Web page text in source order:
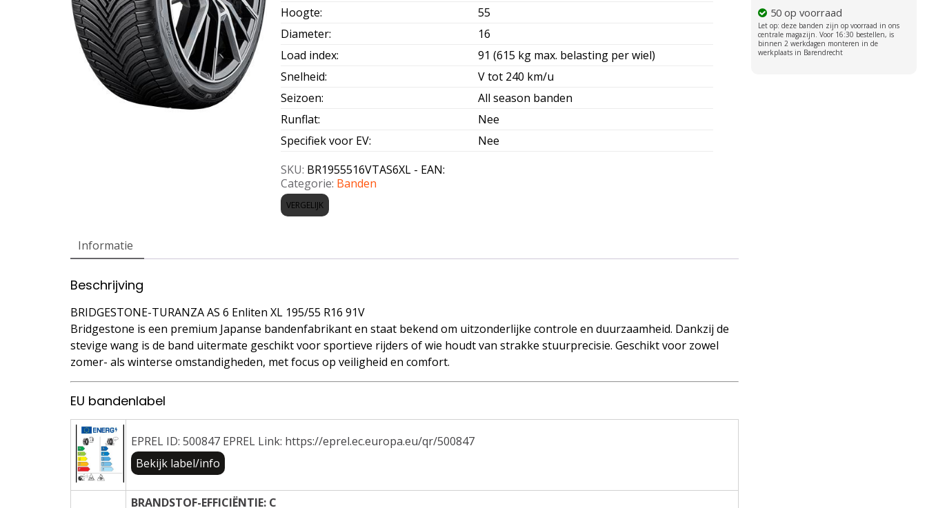
Hoogte:
55
Diameter:
16
Load index:
91 (615 kg max. belasting per wiel)
Snelheid:
V tot 240 km/u
Seizoen:
All season banden
Runflat:
Nee
Specifiek voor EV:
Nee
SKU: BR1955516VTAS6XL - EAN:
Categorie: Banden
VERGELIJK
50 op voorraad
Informatie
Beschrijving
BRIDGESTONE-TURANZA AS 6 Enliten XL 195/55 R16 91V
Bridgestone is een premium Japanse bandenfabrikant en staat bekend om uitzonderlijke controle en duurzaamheid. Dankzij de
stevige wang is de band uitermate geschikt voor sportieve rijders of wie houdt van strakke stuurprecisie. Geschikt voor zowel
zomer- als winterse omstandigheden, met focus op veiligheid en comfort.
EU bandenlabel
EPREL ID: 500847 EPREL Link: https://eprel.ec.europa.eu/qr/500847
Bekijk label/info
BRANDSTOF-EFFICIËNTIE: C